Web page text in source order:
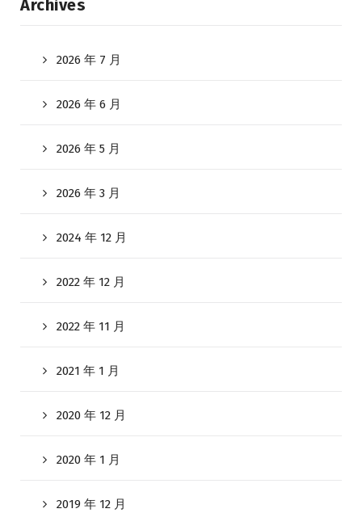
Archives
2026 年 7 月
2026 年 6 月
2026 年 5 月
2026 年 3 月
2024 年 12 月
2022 年 12 月
2022 年 11 月
2021 年 1 月
2020 年 12 月
2020 年 1 月
2019 年 12 月